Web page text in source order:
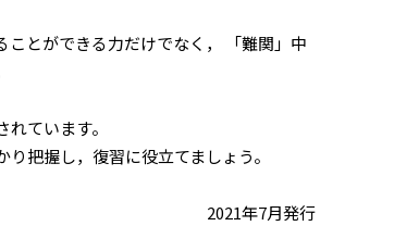
とができる力だけでなく， 「難関」中
ています。
把握し，復習に役立てましょう。
2021年7月発行